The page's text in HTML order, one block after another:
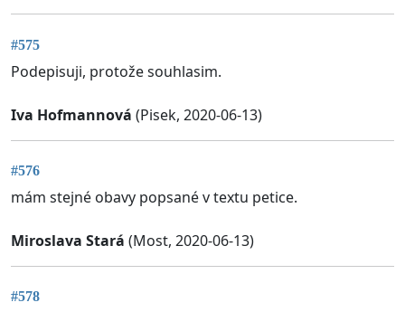
#575
Podepisuji, protože souhlasim.
Iva Hofmannová (Pisek, 2020-06-13)
#576
mám stejné obavy popsané v textu petice.
Miroslava Stará (Most, 2020-06-13)
#578